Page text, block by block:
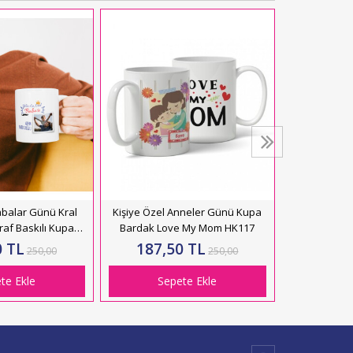
Günü Kral
Baskılı Kupa
TL 250,00
Ekle
Kişiye Özel Anneler Günü Kupa
Bardak Love My Mom HK117
187,50 TL 250,00
Sepete Ekle